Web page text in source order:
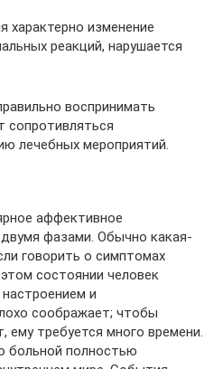
характерно изменение
реакций, нарушается
воспринимать
сопротивляться
лечебных мероприятий.
аффективное
фазами. Обычно какая-
говорить о симптомах
состоянии человек
и
соображает; чтобы
ему требуется много времени.
больной полностью